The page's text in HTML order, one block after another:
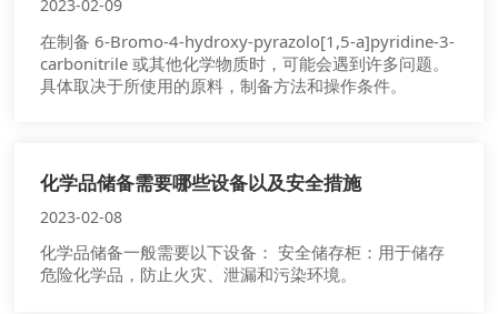
2023-02-09
在制备 6-Bromo-4-hydroxy-pyrazolo[1,5-a]pyridine-3-
carbonitrile 或其他化学物质时，可能会遇到许多问题。
具体取决于所使用的原料，制备方法和操作条件。
化学品储备需要哪些设备以及安全措施
2023-02-08
化学品储备一般需要以下设备： 安全储存柜：用于储存
危险化学品，防止火灾、泄漏和污染环境。